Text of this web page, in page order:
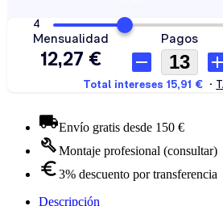
Envío gratis desde 150 €
Montaje profesional (consultar)
3% descuento por transferencia
Descripción